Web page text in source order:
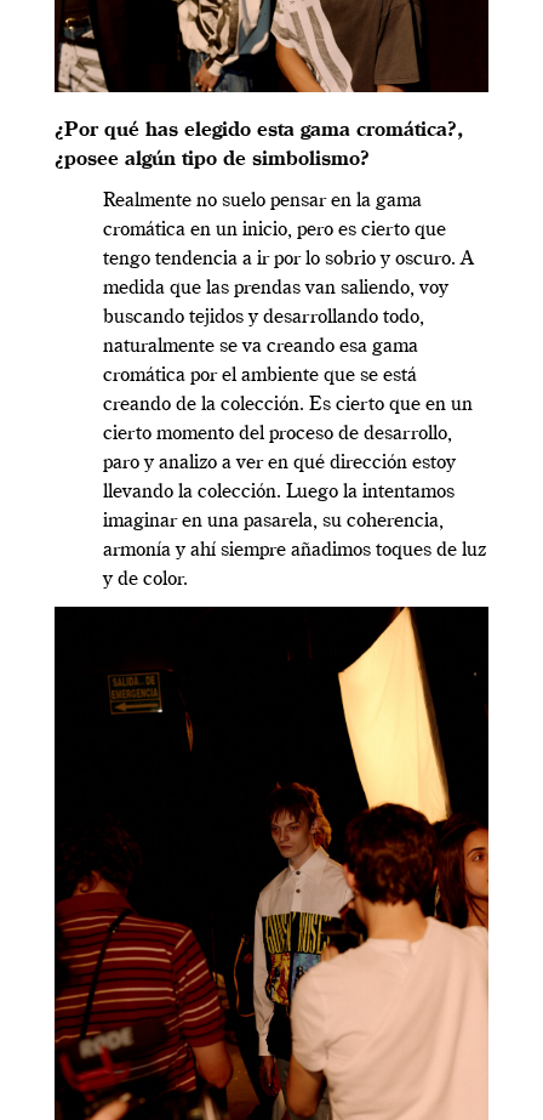
¿Por qué has elegido esta gama cromática?,
¿posee algún tipo de simbolismo?
Realmente no suelo pensar en la gama
cromática en un inicio, pero es cierto que
tengo tendencia a ir por lo sobrio y oscuro. A
medida que las prendas van saliendo, voy
buscando tejidos y desarrollando todo,
naturalmente se va creando esa gama
cromática por el ambiente que se está
creando de la colección. Es cierto que en un
cierto momento del proceso de desarrollo,
paro y analizo a ver en qué dirección estoy
llevando la colección. Luego la intentamos
imaginar en una pasarela, su coherencia,
armonía y ahí siempre añadimos toques de luz
y de color.